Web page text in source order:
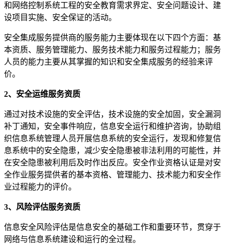
和网络控制系统工程的安全教育需求界定、安全问题设计、建
设项目实施、安全保证的活动。
安全集成服务提供商的服务能力主要体现在以下四个方面：基
本资质、服务管理能力、服务技术能力和服务过程能力；服务
人员的能力主要从其掌握的知识和安全集成服务的经验来评
价。
2、安全运维服务资质
通过对技术设施的安全评估，技术设施的安全加固，安全漏洞
补丁通知，安全事件响应，信息安全运行和维护咨询，协助组
织信息系统管理人员开展信息系统的安全运行，发现和修复信
息系统中的安全隐患，减少安全隐患被非法利用的可能性，并
在安全隐患被利用后及时作出反应。安全作业资格认证是对安
全作业服务提供者的基本资格、管理能力、技术能力和安全作
业过程能力的评价。
3、风险评估服务资质
信息安全风险评估是信息安全的基础工作和重要环节，贯穿于
网络与信息系统建设和运行的全过程。